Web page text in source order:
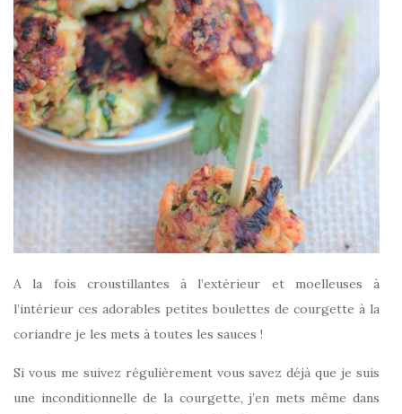
A la fois croustillantes à l’extérieur et moelleuses à
l’intérieur ces adorables petites boulettes de courgette à la
coriandre je les mets à toutes les sauces !
Si vous me suivez régulièrement vous savez déjà que je suis
une inconditionnelle de la courgette, j’en mets même dans